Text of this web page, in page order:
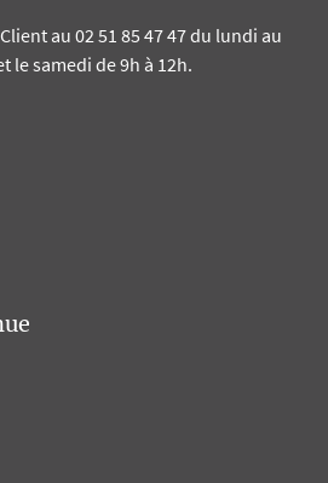
au 02 51 85 47 47 du lundi au
le samedi de 9h à 12h.